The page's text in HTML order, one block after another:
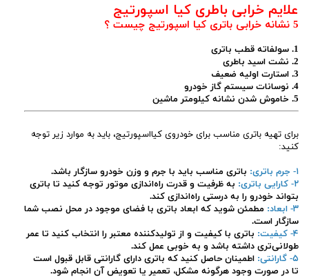
علایم خرابی باطری کیا اسپورتیج
5 نشانه خرابی باتری کیا اسپورتیج چیست ؟
1. سولفاته قطب باتری
2. نشت اسید باطری
3. استارت اولیه ضعیف
4. نوسانات سیستم گاز خودرو
5. خاموش شدن نشانه کیلومتر ماشین
برای تهیه باتری مناسب برای خودروی کیااسپورتیج، باید به موارد زیر توجه
کنید:
۱- جرم باتری:
باتری مناسب باید با جرم و وزن خودرو سازگار باشد.
۲- کارایی باتری:
به ظرفیت و قدرت راه‌اندازی موتور توجه کنید تا باتری
بتواند خودرو را به درستی راه‌اندازی کند.
۳- ابعاد:
مطمئن شوید که ابعاد باتری با فضای موجود در محل نصب شما
سازگار است.
۴- کیفیت:
باتری با کیفیت و از تولیدکننده معتبر را انتخاب کنید تا عمر
طولانی‌تری داشته باشد و به خوبی عمل کند.
۵- گارانتی:
اطمینان حاصل کنید که باتری دارای گارانتی قابل قبول است
تا در صورت وجود هرگونه مشکل، تعمیر یا تعویض آن انجام شود.